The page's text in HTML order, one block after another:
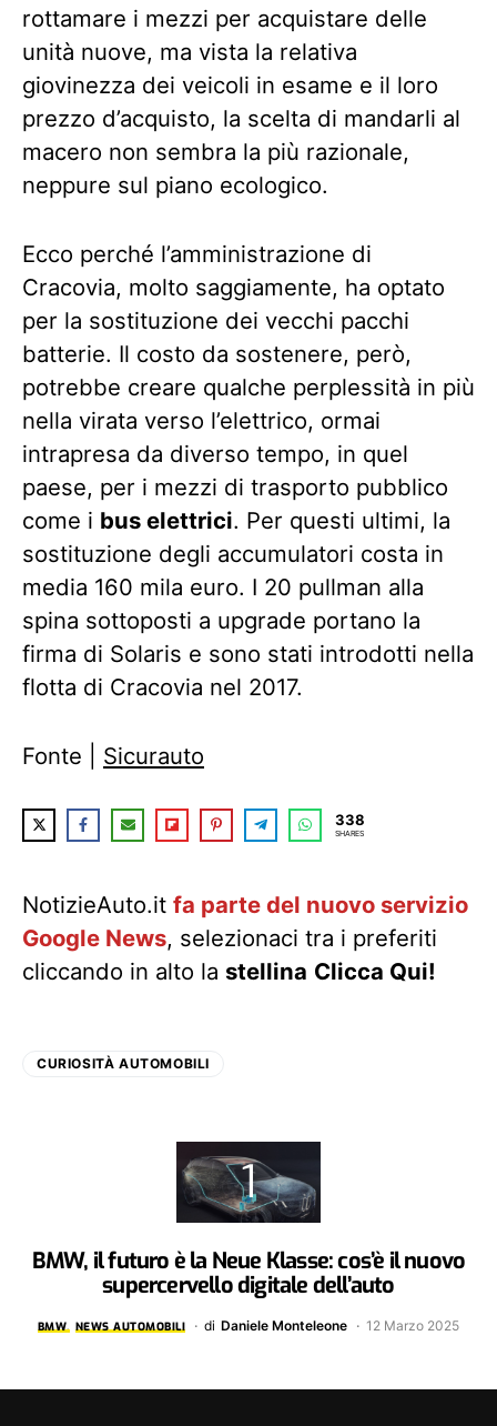
rottamare i mezzi per acquistare delle
unità nuove, ma vista la relativa
giovinezza dei veicoli in esame e il loro
prezzo d’acquisto, la scelta di mandarli al
macero non sembra la più razionale,
neppure sul piano ecologico.
Ecco perché l’amministrazione di
Cracovia, molto saggiamente, ha optato
per la sostituzione dei vecchi pacchi
batterie. Il costo da sostenere, però,
potrebbe creare qualche perplessità in più
nella virata verso l’elettrico, ormai
intrapresa da diverso tempo, in quel
paese, per i mezzi di trasporto pubblico
come i bus elettrici. Per questi ultimi, la
sostituzione degli accumulatori costa in
media 160 mila euro. I 20 pullman alla
spina sottoposti a upgrade portano la
firma di Solaris e sono stati introdotti nella
flotta di Cracovia nel 2017.
Fonte | Sicurauto
338
SHARES
NotizieAuto.it fa parte del nuovo servizio
Google News, selezionaci tra i preferiti
cliccando in alto la stellina Clicca Qui!
CURIOSITÀ AUTOMOBILI
BMW, il futuro è la Neue Klasse: cos’è il nuovo
supercervello digitale dell’auto
BMW NEWS AUTOMOBILI di Daniele Monteleone 12 Marzo 2025